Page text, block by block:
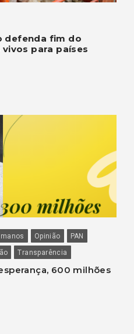
defenda fim do
para países
Opinião
PAN
Transparência
600 milhões